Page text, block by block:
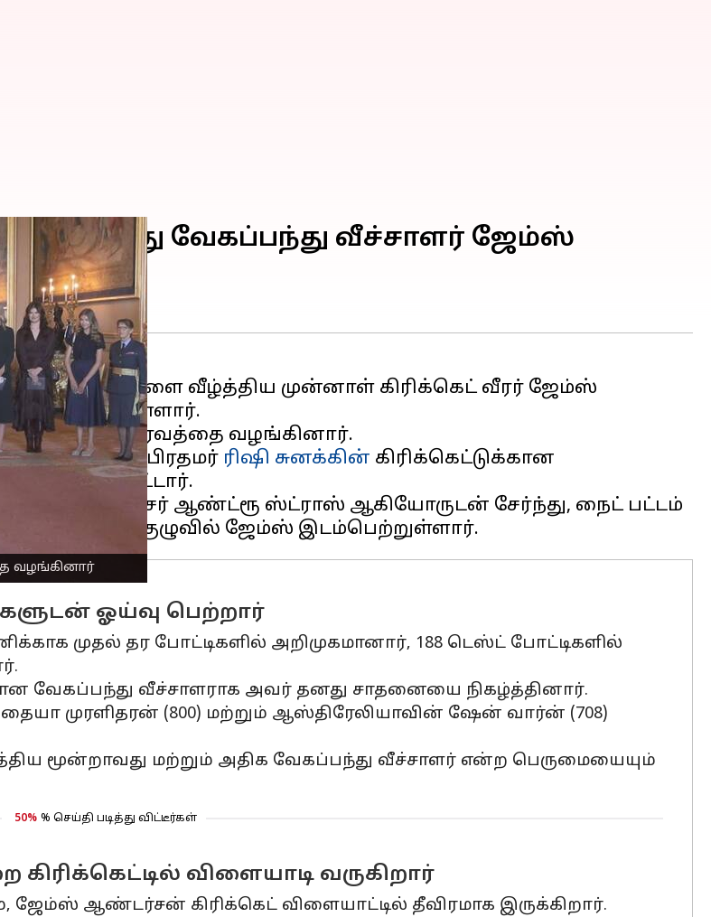
வழங்கினார்
வேகப்பந்து வீச்சாளர் ஜேம்ஸ்
விக்கெட்டுகளை வீழ்த்திய முன்னாள் கிரிக்கெட் வீரர் ஜேம்ஸ்
பெற்றுள்ளார்.
ஆன் இந்த கௌரவத்தை வழங்கினார்.
முன்னாள் பிரதமர் ரிஷி சுனக்கின் கிரிக்கெட்டுக்கான
சேர்க்கப்பட்டார்.
குக் மற்றும் சர் ஆண்ட்ரூ ஸ்ட்ராஸ் ஆகியோருடன் சேர்ந்து, நைட் பட்டம்
ஓய்வு பெற்றார்
முதல் தர போட்டிகளில் அறிமுகமானார், 188 டெஸ்ட் போட்டிகளில்
வேகப்பந்து வீச்சாளராக அவர் தனது சாதனையை நிகழ்த்தினார்.
முரளிதரன் (800) மற்றும் ஆஸ்திரேலியாவின் ஷேன் வார்ன் (708)
மூன்றாவது மற்றும் அதிக வேகப்பந்து வீச்சாளர் என்ற பெருமையையும்
50% % செய்தி படித்து விட்டீர்கள்
விளையாடி வருகிறார்
ஜேம்ஸ் ஆண்டர்சன் கிரிக்கெட் விளையாட்டில் தீவிரமாக இருக்கிறார்.